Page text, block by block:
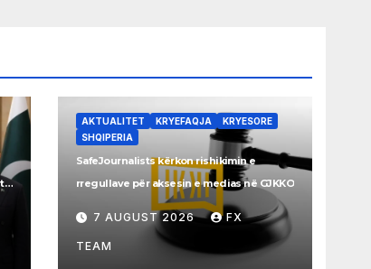
AKTUALITET KRYEFAQJA
KRYESORE
SHQIPERIA
SafeJournalists kërkon rishikimin e
rregullave për aksesin e medias në GJKKO
7 AUGUST 2026 FX
TEAM